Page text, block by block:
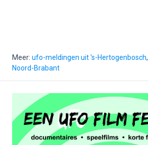
Meer: ufo-meldingen uit 's-Hertogenbosch,
Noord-Brabant